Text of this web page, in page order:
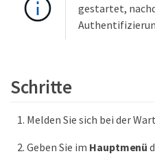
gestartet,
Schritte
Melden Sie sich bei der
Geben Sie im Hauptmenü